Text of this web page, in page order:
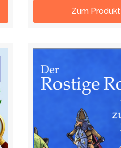
Zum Produkt